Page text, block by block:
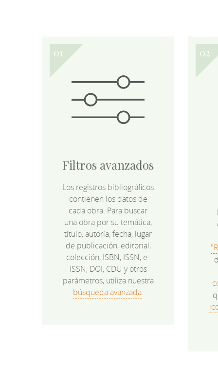
Filtros avanzados
Los registros bibliográficos
contienen los datos de
cada obra. Para buscar
una obra por su temática,
título, autoría, fecha, lugar
de publicación, editorial,
colección, ISBN, ISSN, e-
ISSN, DOI, CDU y otros
parámetros, utiliza nuestra
búsqueda avanzada.